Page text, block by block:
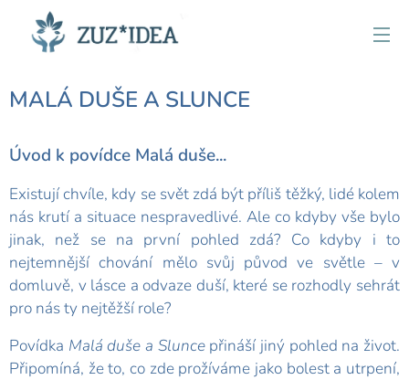
MALÁ DUŠE A SLUNCE
Úvod k povídce Malá duše...
Existují chvíle, kdy se svět zdá být příliš těžký, lidé kolem
nás krutí a situace nespravedlivé. Ale co kdyby vše bylo
jinak, než se na první pohled zdá? Co kdyby i to
nejtemnější chování mělo svůj původ ve světle – v
domluvě, v lásce a odvaze duší, které se rozhodly sehrát
pro nás ty nejtěžší role?
Povídka Malá duše a Sluncepřináší jiný pohled na život.
Připomíná, že to, co zde prožíváme jako bolest a utrpení,